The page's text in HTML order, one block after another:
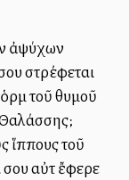
ἀψύχων
στρέφεται
τοῦ θυμοῦ
ἵππους τοῦ
αὐτὴ ἔφερε